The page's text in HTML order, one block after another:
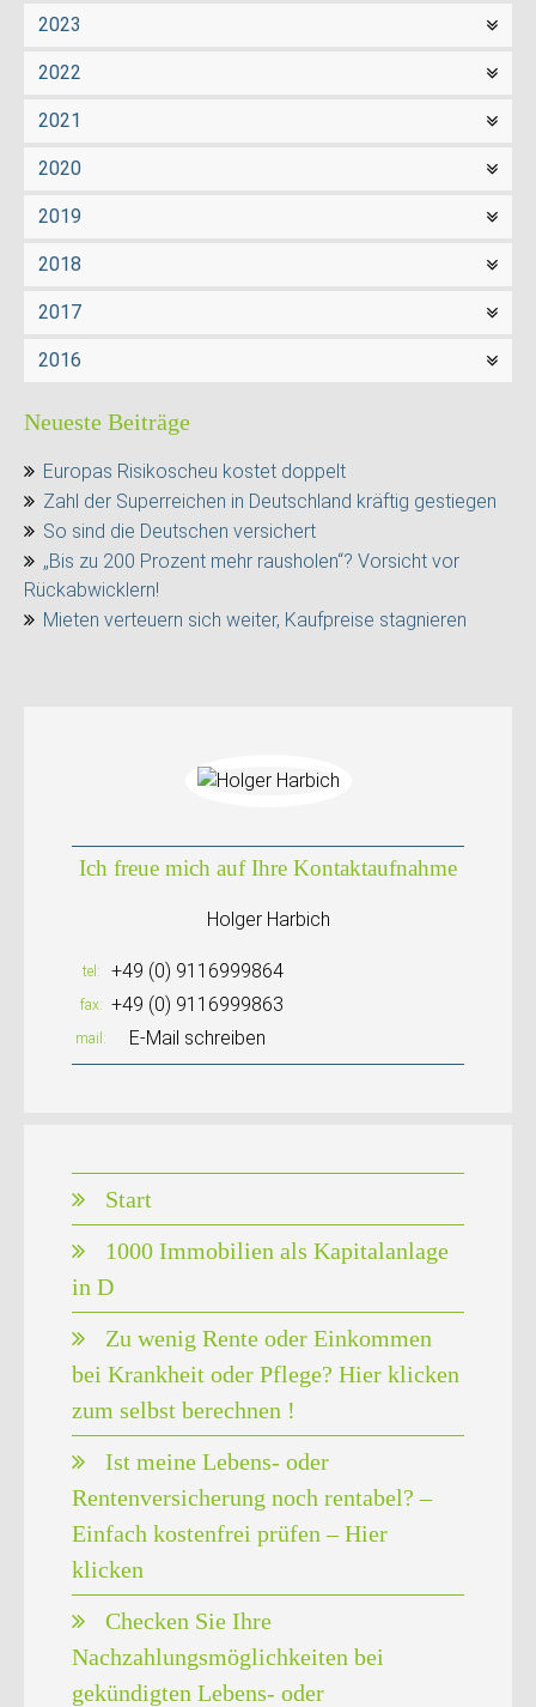
2023
2022
2021
2020
2019
2018
2017
2016
Neueste Beiträge
Europas Risikoscheu kostet doppelt
Zahl der Superreichen in Deutschland kräftig gestiegen
So sind die Deutschen versichert
„Bis zu 200 Prozent mehr rausholen“? Vorsicht vor
Rückabwicklern!
Mieten verteuern sich weiter, Kaufpreise stagnieren
Ich freue mich auf Ihre Kontaktaufnahme
Holger Harbich
tel +49 (0) 9116999864
fax +49 (0) 9116999863
mail E-Mail schreiben
Start
1000 Immobilien als Kapitalanlage
in D
Zu wenig Rente oder Einkommen
bei Krankheit oder Pflege? Hier klicken
zum selbst berechnen !
Ist meine Lebens- oder
Rentenversicherung noch rentabel? –
Einfach kostenfrei prüfen – Hier
klicken
Checken Sie Ihre
Nachzahlungsmöglichkeiten bei
gekündigten Lebens- oder